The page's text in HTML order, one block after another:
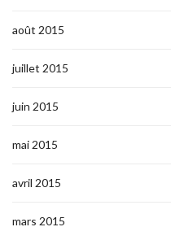
août 2015
juillet 2015
juin 2015
mai 2015
avril 2015
mars 2015